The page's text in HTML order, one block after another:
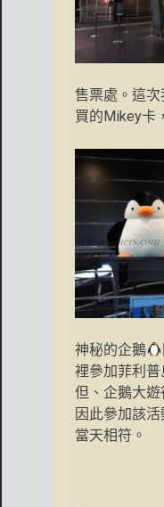
售票處。這
買的Mikey卡
神秘的企鵝
裡參加菲利普
但、企鵝大遊
因此參加該
當天相符。